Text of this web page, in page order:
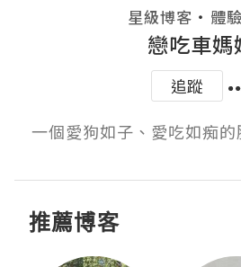
星級博客 ・ 體
戀吃車媽
追蹤
一個愛狗如子、愛吃如痴的
推薦博客